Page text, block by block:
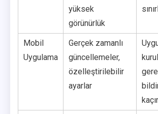
yüksek
görünürlük
Mobil
Uygulama
Gerçek zamanlı
güncellemeler,
özelleştirilebilir
ayarlar